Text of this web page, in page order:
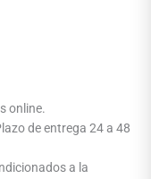
online.
de entrega 24 a 48
a la